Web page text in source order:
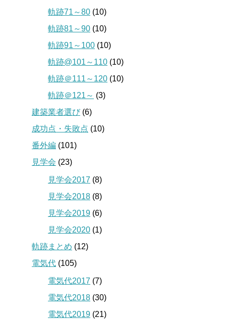
軌跡71～80 (10)
軌跡81～90 (10)
軌跡91～100 (10)
軌跡@101～110 (10)
軌跡＠111～120 (10)
軌跡＠121～ (3)
建築業者選び(6)
成功点・失敗点 (10)
番外編 (101)
見学会 (23)
見学会2017 (8)
見学会2018 (8)
見学会2019 (6)
見学会2020 (1)
軌跡まとめ (12)
電気代 (105)
電気代2017 (7)
電気代2018 (30)
電気代2019 (21)